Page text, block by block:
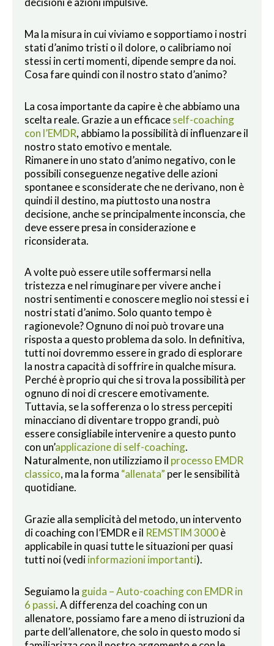
Ma la misura in cui viviamo e sopportiamo i nostri
stati d’animo tristi o il dolore, o calibriamo noi
stessi in certi momenti, dipende sempre da noi.
Cosa fare quindi con il nostro stato d’animo?
La cosa importante da capire è che abbiamo una
scelta reale. Grazie a un efficaceself-coaching
con l’EMDR, abbiamo la possibilità di influenzare il
nostro stato emotivo e mentale.
Rimanere in uno stato d’animo negativo, con le
possibili conseguenze negative delle azioni
spontanee e sconsiderate che ne derivano, non è
quindi il destino, ma piuttosto una nostra
decisione, anche se principalmente inconscia, che
deve essere presa in considerazione e
riconsiderata.
A volte può essere utile soffermarsi nella
tristezza e nel rimuginare per vivere anche i
nostri sentimenti e conoscere meglio noi stessi e i
nostri stati d’animo. Solo quanto tempo è
ragionevole? Ognuno di noi può trovare una
risposta a questo problema da solo. In definitiva,
tutti noi dovremmo essere in grado di esplorare
la nostra capacità di soffrire in qualche misura.
Perché è proprio qui che si trova la possibilità per
ognuno di noi di crescere emotivamente.
Tuttavia, se la sofferenza o lo stress percepiti
minacciano di diventare troppo grandi, può
essere consigliabile intervenire a questo punto
con un’applicazione di self-coaching.
Naturalmente, non utilizziamo il processo EMDR
classico, ma la forma “allenata” per le sensibilità
quotidiane.
Grazie alla semplicità del metodo, un intervento
di coaching con l’EMDR e il REMSTIM 3000è
applicabile in quasi tutte le situazioni per quasi
tutti noi (vediinformazioni importanti).
Seguiamo la guida – Auto-coaching con EMDR in
6 passi. A differenza del coaching con un
allenatore, possiamo fare a meno di istruzioni da
parte dell’allenatore, che solo in questo modo si